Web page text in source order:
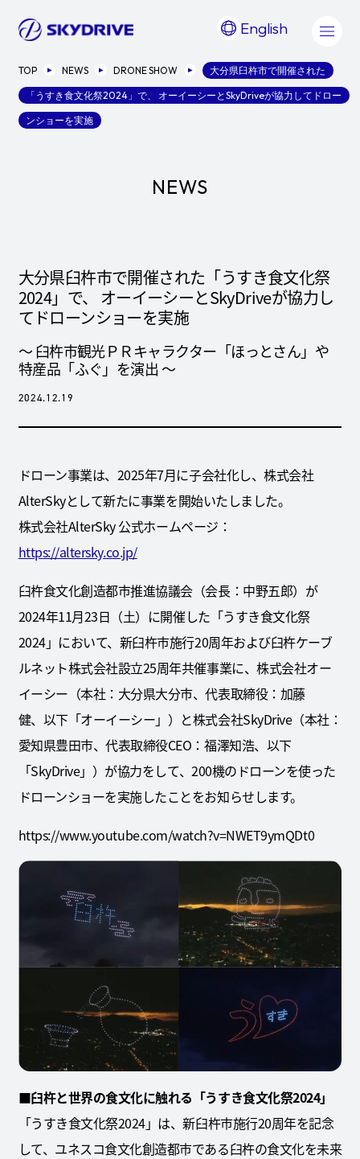
English
TOP NEWS DRONE SHOW 大分県臼杵市で開催された
「うすき食文化祭2024」で、 オーイーシーとSkyDriveが協力してドロー
ンショーを実施
NEWS
大分県臼杵市で開催された「うすき食文化祭
2024」で、 オーイーシーとSkyDriveが協力し
てドローンショーを実施
～ 臼杵市観光ＰＲキャラクター「ほっとさん」や
特産品「ふぐ」を演出 ～
2024.12.19
ドローン事業は、2025年7月に子会社化し、株式会社
AlterSkyとして新たに事業を開始いたしました。
株式会社AlterSky 公式ホームページ：
https://altersky.co.jp/
臼杵食文化創造都市推進協議会（会長：中野五郎）が
2024年11月23日（土）に開催した「うすき食文化祭
2024」において、新臼杵市施行20周年および臼杵ケーブ
ルネット株式会社設立25周年共催事業に、株式会社オー
イーシー（本社：大分県大分市、代表取締役：加藤
健、以下「オーイーシー」）と株式会社SkyDrive（本社：
愛知県豊田市、代表取締役CEO：福澤知浩、以下
「SkyDrive」）が協力をして、200機のドローンを使った
ドローンショーを実施したことをお知らせします。
https://www.youtube.com/watch?v=NWET9ymQDt0
■臼杵と世界の食文化に触れる「うすき食文化祭2024」
「うすき食文化祭2024」は、新臼杵市施行20周年を記念
して、ユネスコ食文化創造都市である臼杵の食文化を未来